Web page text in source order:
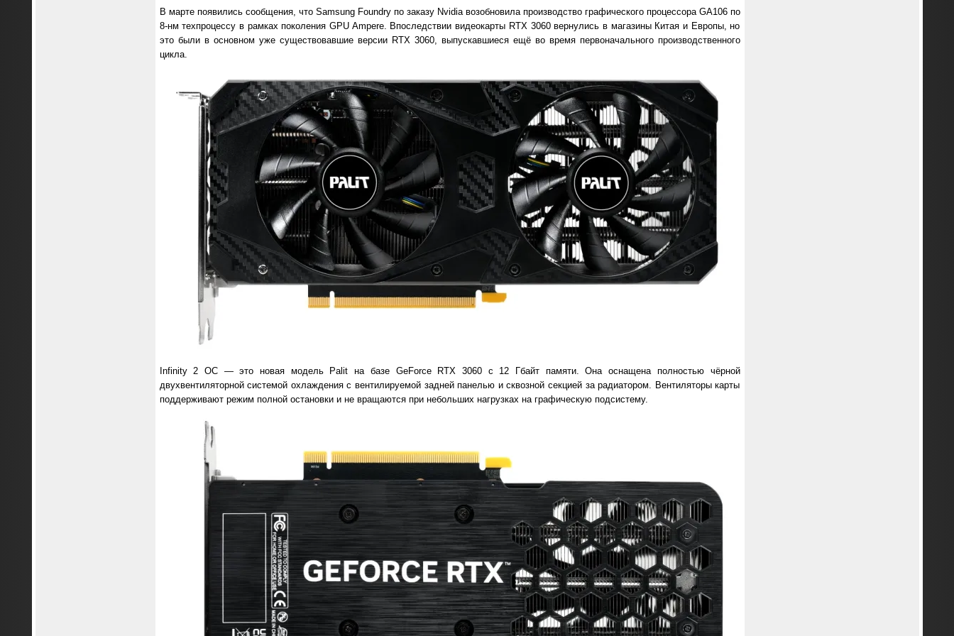
В марте появились сообщения, что Samsung Foundry по заказу Nvidia возобновила производство графического процессора GA106 по
8-нм техпроцессу в рамках поколения GPU Ampere. Впоследствии видеокарты RTX 3060 вернулись в магазины Китая и Европы, но
это были в основном уже существовавшие версии RTX 3060, выпускавшиеся ещё во время первоначального производственного
цикла.
Infinity 2 OC — это новая модель Palit на базе GeForce RTX 3060 с 12 Гбайт памяти. Она оснащена полностью чёрной
двухвентиляторной системой охлаждения с вентилируемой задней панелью и сквозной секцией за радиатором. Вентиляторы карты
поддерживают режим полной остановки и не вращаются при небольших нагрузках на графическую подсистему.